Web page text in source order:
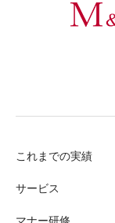
これまでの実績
サービス